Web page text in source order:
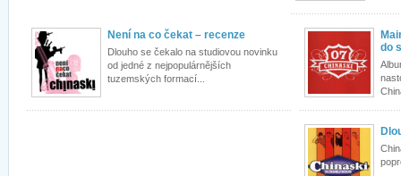
do
Není na co čekat – recenze
Dlouho se čekalo na studiovou novinku
od jedné z nejpopulárnějších
tuzemských formací...